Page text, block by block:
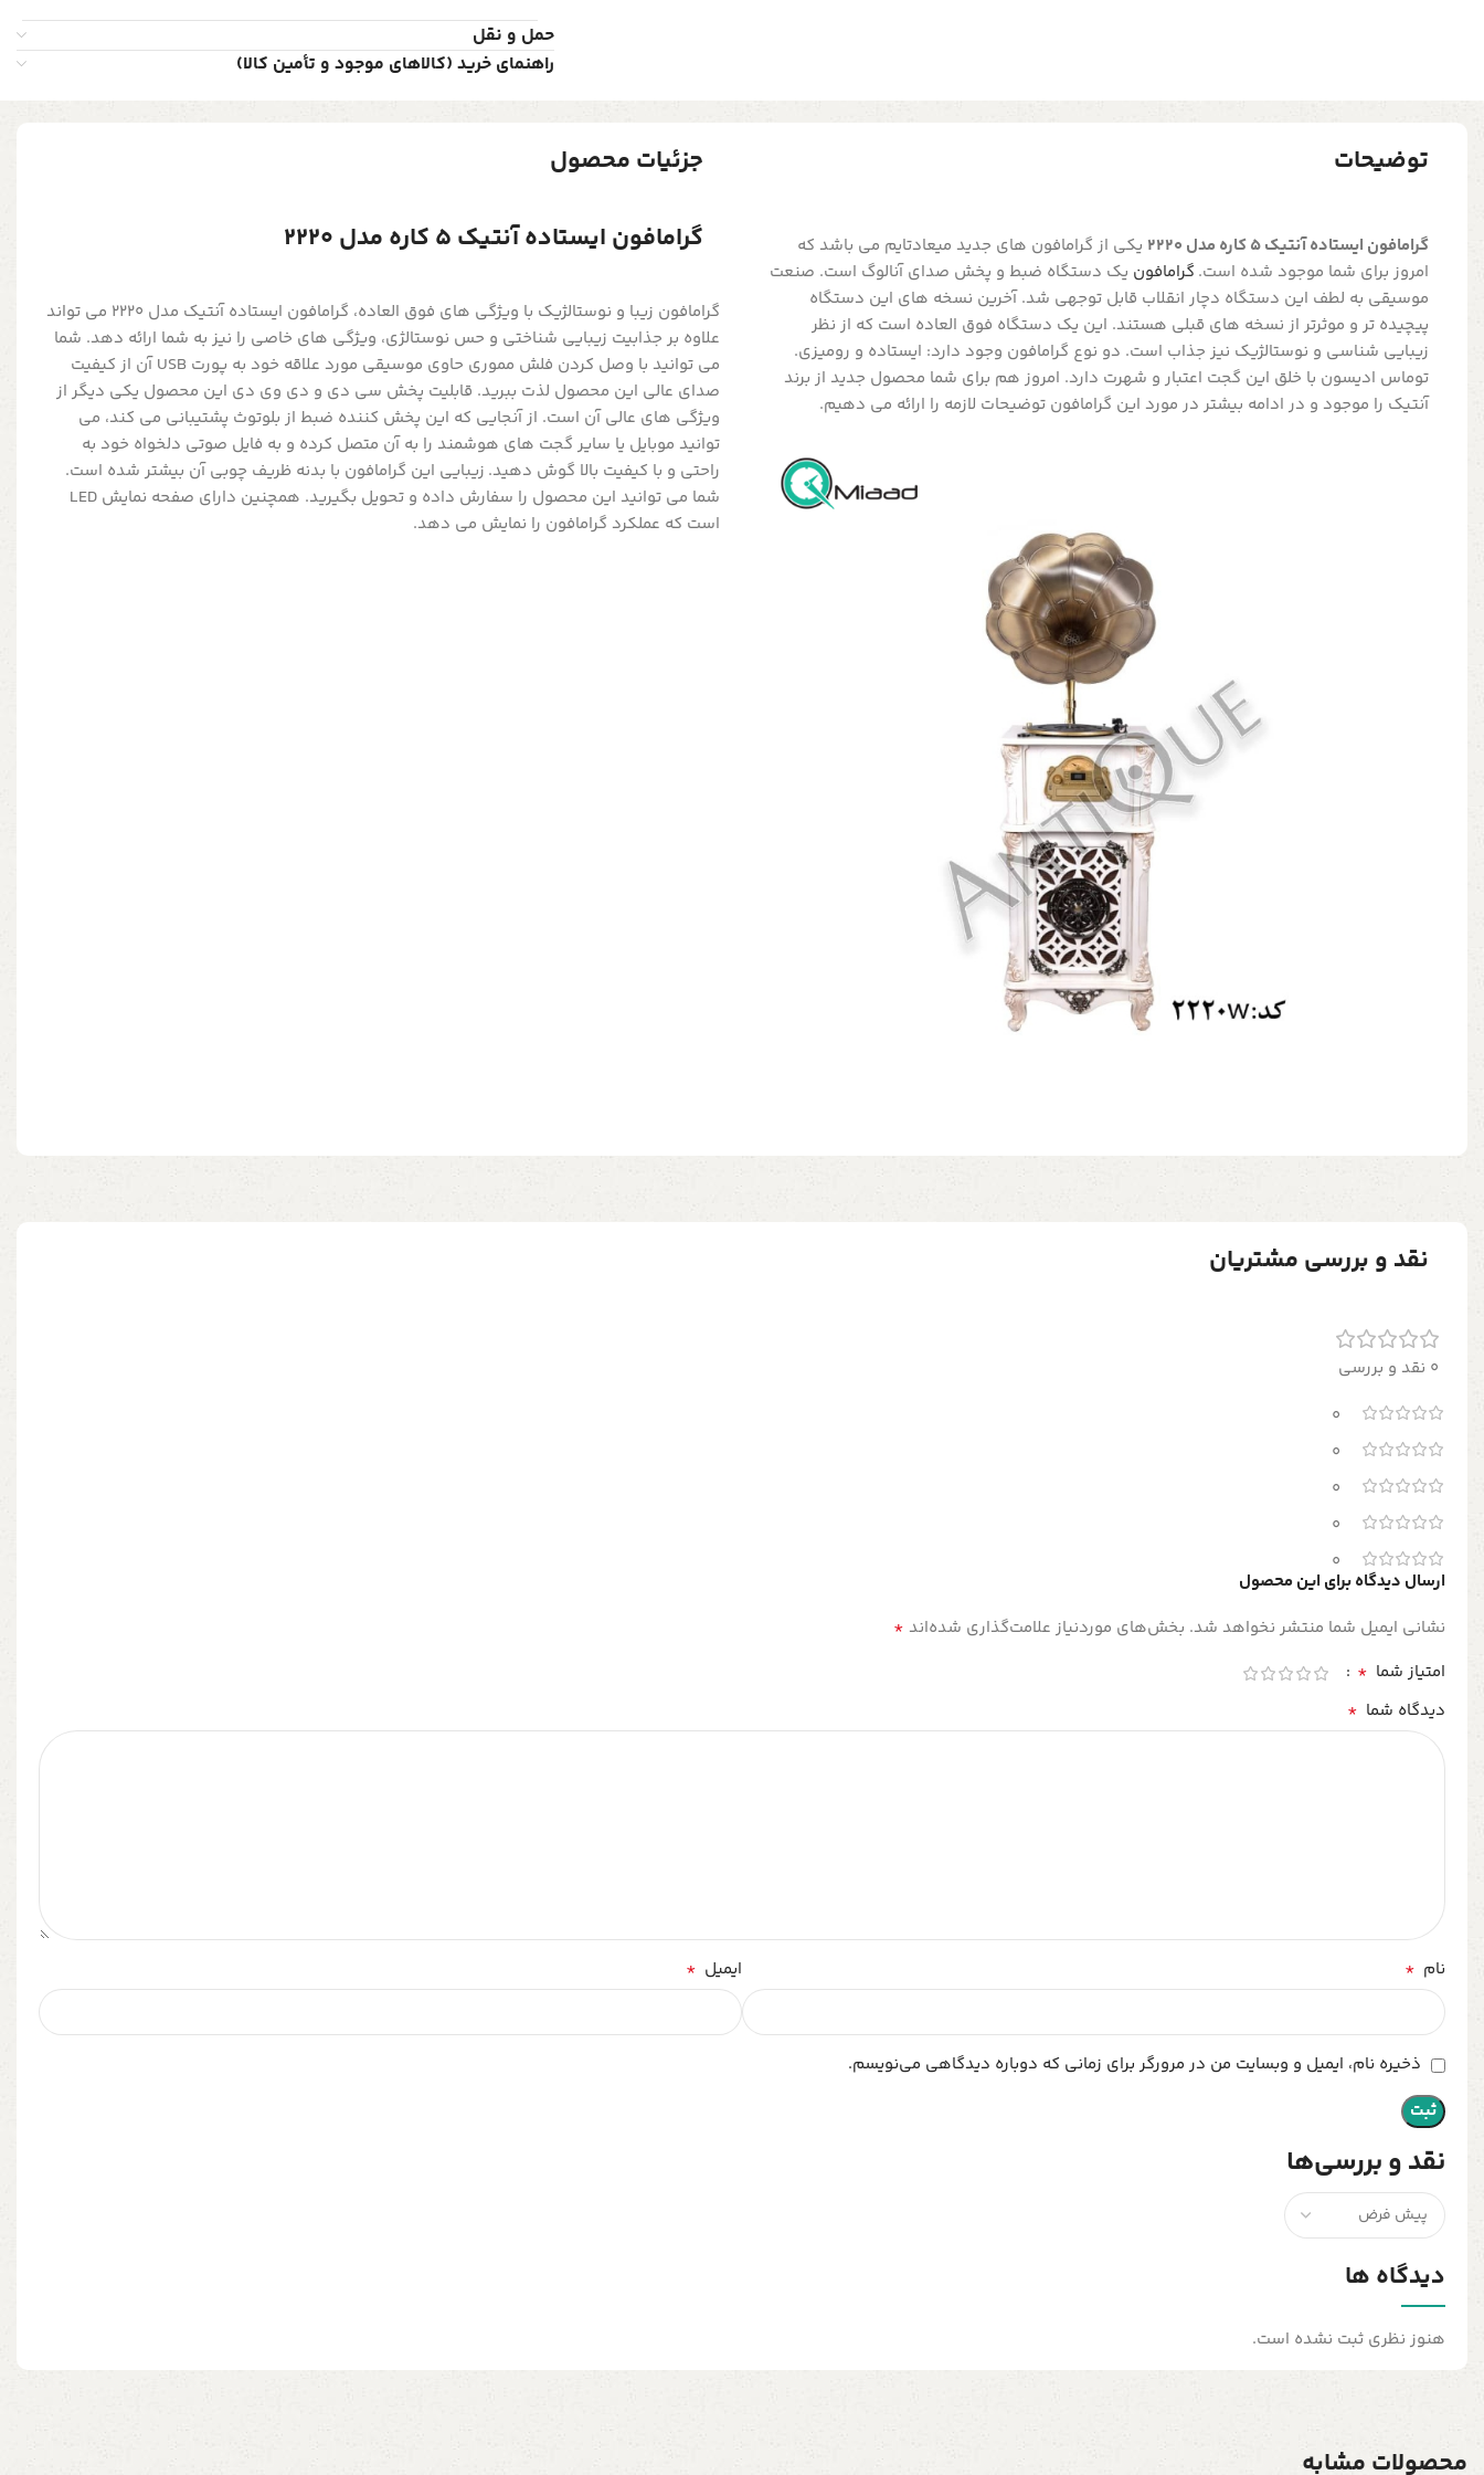
حمل و نقل
راهنمای خرید (کالاهای موجود و تأمین کالا)
توضیحات
گرامافون ایستاده آنتیک 5 کاره مدل 2220
یکی از گرامافون های جدید میعادتایم می باشد که
امروز برای شما موجود شده است. گرامافون یک دستگاه ضبط و پخش صدای آنالوگ است. صنعت
موسیقی به لطف این دستگاه دچار انقلاب قابل توجهی شد. آخرین نسخه های این دستگاه
پیچیده تر و موثرتر از نسخه های قبلی هستند. این یک دستگاه فوق العاده است که از نظر
زیبایی شناسی و نوستالژیک نیز جذاب است. دو نوع گرامافون وجود دارد: ایستاده و رومیزی.
توماس ادیسون با خلق این گجت اعتبار و شهرت دارد. امروز هم برای شما محصول جدید از برند
آنتیک را موجود و در ادامه بیشتر در مورد این گرامافون توضیحات لازمه را ارائه می دهیم.
جزئیات محصول
گرامافون ایستاده آنتیک 5 کاره مدل 2220
گرامافون زیبا و نوستالژیک با ویژگی های فوق العاده، گرامافون ایستاده آنتیک مدل 2220 می تواند
علاوه بر جذابیت زیبایی شناختی و حس نوستالژی، ویژگی های خاصی را نیز به شما ارائه دهد. شما
می توانید با وصل کردن فلش مموری حاوی موسیقی مورد علاقه خود به پورت USB آن از کیفیت
صدای عالی این محصول لذت ببرید. قابلیت پخش سی دی و دی وی دی این محصول یکی دیگر از
ویژگی های عالی آن است. از آنجایی که این پخش کننده ضبط از بلوتوث پشتیبانی می کند، می
توانید موبایل یا سایر گجت های هوشمند را به آن متصل کرده و به فایل صوتی دلخواه خود به
راحتی و با کیفیت بالا گوش دهید. زیبایی این گرامافون با بدنه ظریف چوبی آن بیشتر شده است.
شما می توانید این محصول را سفارش داده و تحویل بگیرید. همچنین دارای صفحه نمایش LED
است که عملکرد گرامافون را نمایش می دهد.
نقد و بررسی مشتریان
0 نقد و بررسی
0
0
0
0
0
نقد و بررسی‌ها
دیدگاه ها
هنوز نظری ثبت نشده است.
ارسال دیدگاه برای این محصول
نشانی ایمیل شما منتشر نخواهد شد. بخش‌های موردنیاز علامت‌گذاری شده‌اند *
امتیاز شما *
دیدگاه شما *
نام * ایمیل *
ذخیره نام، ایمیل و وبسایت من در مرورگر برای زمانی که دوباره دیدگاهی می‌نویسم.
محصولات مشابه